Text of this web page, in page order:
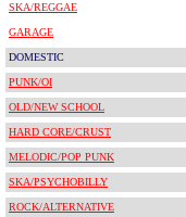
SKA/REGGAE
GARAGE
DOMESTIC
PUNK/OI
OLD/NEW SCHOOL
HARD CORE/CRUST
MELODIC/POP PUNK
SKA/PSYCHOBILLY
ROCK/ALTERNATIVE